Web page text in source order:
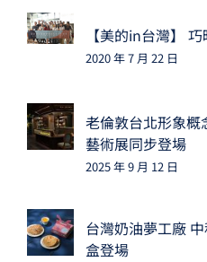
【美的in台灣】
2020 年 7 月 22 日
老倫敦台北形象概
藝術展同步登場
2025 年 9 月 12 日
台灣奶油夢工廠
盒登場